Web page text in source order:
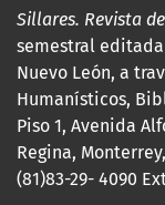
Sillares. Revista
semestral
Nuevo León, a
Humanísticos,
Piso 1, Avenida
Regina,
(81)83-29- 4090